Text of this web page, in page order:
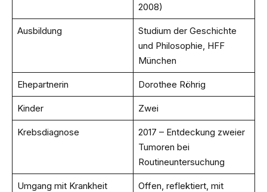
2008)
Ausbildung
Studium der Geschichte
und Philosophie, HFF
München
Ehepartnerin Dorothee Röhrig
Kinder Zwei
Krebsdiagnose
2017 – Entdeckung zweier
Tumoren bei
Routineuntersuchung
Umgang mit Krankheit
Offen, reflektiert, mit